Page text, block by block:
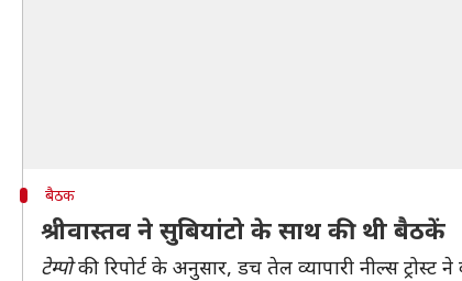
बैठक
श्रीवास्तव ने सुबियांटो के साथ की थी बैठकें
टेम्पोकी रिपोर्ट के अनुसार, डच तेल व्यापारी नील्स